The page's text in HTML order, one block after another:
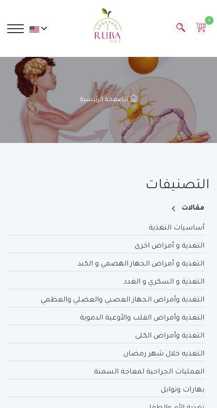
0
الصفحة الرئيسية
التصنيفات
مقالات
أساسيات التغذية
التغذية و أمراض اخرى
التغذية و أمراض الجهاز الهضمي و الكبد
التغذية و السكري و الغدد
التغذية وأمراض الجهاز العصبي والعضلي والعظمي
التغذية وأمراض القلب والأوعية الدموية
التغذية وأمراض الكلى
التغذيه خلال شهر رمضان
العمليات الجراحية لمعاجة السمنة
بهارات وتوابل